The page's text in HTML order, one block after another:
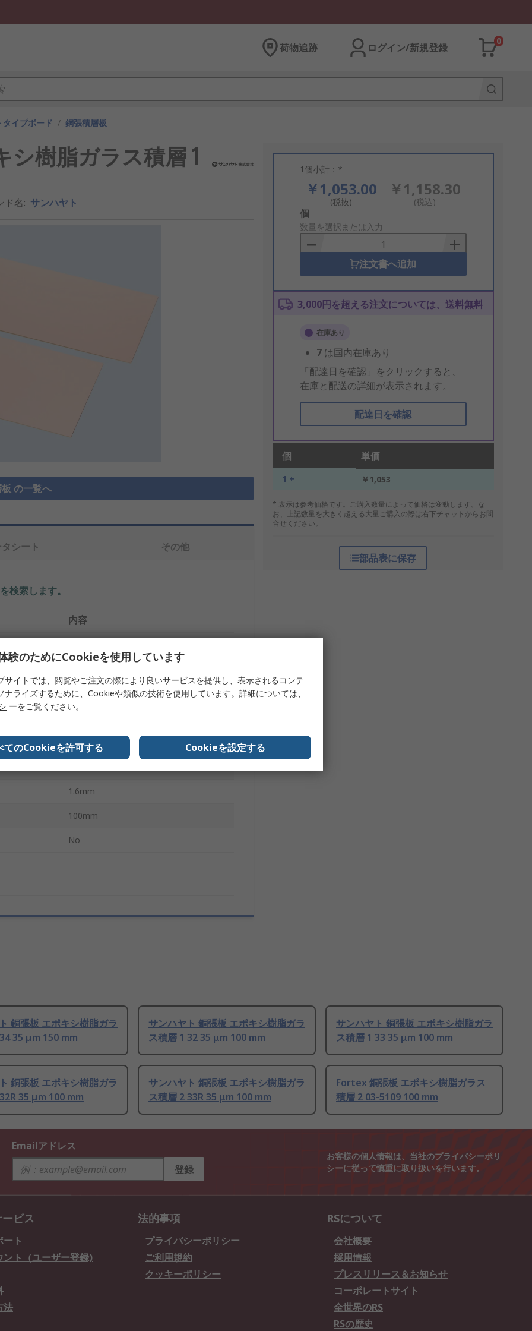
荷物追跡 ログイン/新規登録
0
タイプボード / 銅張積層板
樹脂ガラス積層 1
ド名: サンハヤト
の一覧へ
1個小計：*
￥1,053.00
(税抜)
￥1,158.30
(税込)
Add
to
Basket
個
数量を選択または入力
注文書へ追加
3,000円を超える注文については、送料無料
在庫あり
7 は国内在庫あり
「配達日を確認」をクリックすると、
在庫と配送の詳細が表示されます。
配達日を確認
個 単価
1 + ￥1,053
* 表示は参考価格です。ご購入数量によって価格は変動します。な
お、上記数量を大きく超える大量ご購入の際は右下チャットからお問
合せください。
部品表に保存
シート その他
検索します。
内容
エポキシ樹脂ガラス積層
35μm
1.6mm
100mm
No
銅張板 エポキシ樹脂ガラ
35 μm 150 mm
サンハヤト 銅張板 エポキシ樹脂ガラ
ス積層 1 32 35 μm 100 mm
サンハヤト 銅張板 エポキシ樹脂ガラ
ス積層 1 33 35 μm 100 mm
銅張板 エポキシ樹脂ガラ
35 μm 100 mm
サンハヤト 銅張板 エポキシ樹脂ガラ
ス積層 2 33R 35 μm 100 mm
Fortex 銅張板 エポキシ樹脂ガラス
積層 2 03-5109 100 mm
Emailアドレス
登録
お客様の個人情報は、当社のプライバシーポリ
シーに従って慎重に取り扱いを行います。
ビス
ト
ント（ユーザー登録)
法
法的事項
プライバシーポリシー
ご利用規約
クッキーポリシー
RSについて
会社概要
採用情報
プレスリリース＆お知らせ
コーポレートサイト
全世界のRS
RSの歴史
験のためにCookieを使用しています
サイトでは、閲覧やご注文の際により良いサービスを提供し、表示されるコンテ
ナライズするために、Cookieや類似の技術を使用しています。詳細については、
ーをご覧ください。
てのCookieを許可する Cookieを設定する